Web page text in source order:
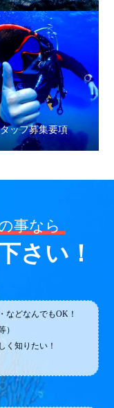
ッフ募集要項
事なら
さい！
などなんでもOK！
）
く知りたい！